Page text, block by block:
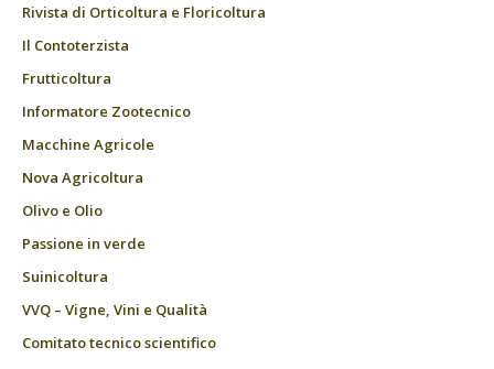
Rivista di Orticoltura e Floricoltura
Il Contoterzista
Frutticoltura
Informatore Zootecnico
Macchine Agricole
Nova Agricoltura
Olivo e Olio
Passione in verde
Suinicoltura
VVQ – Vigne, Vini e Qualità
Comitato tecnico scientifico